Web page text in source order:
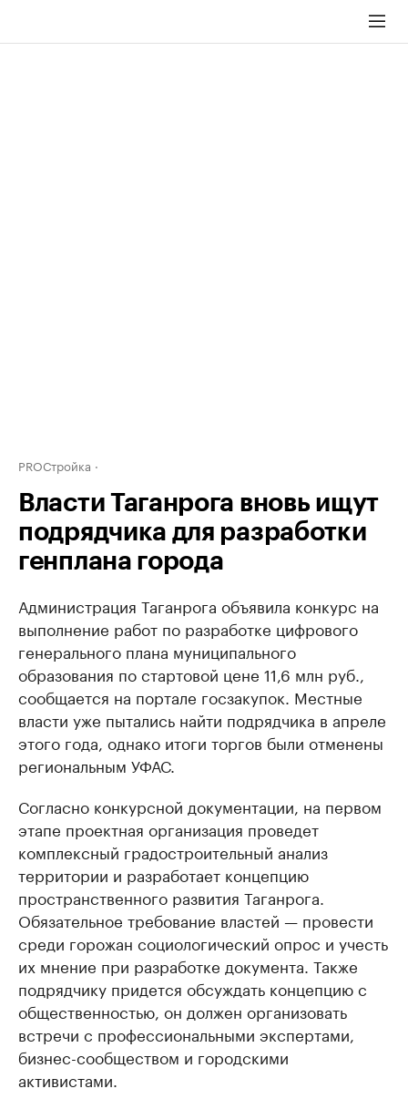
PROСтройка
Власти Таганрога вновь ищут
подрядчика для разработки
генплана города
Администрация Таганрога объявила конкурс на
выполнение работ по разработке цифрового
генерального плана муниципального
образования по стартовой цене 11,6 млн руб.,
сообщается на портале госзакупок. Местные
власти уже пытались найти подрядчика в апреле
этого года, однако итоги торгов были отменены
региональным УФАС.
Согласно конкурсной документации, на первом
этапе проектная организация проведет
комплексный градостроительный анализ
территории и разработает концепцию
пространственного развития Таганрога.
Обязательное требование властей — провести
среди горожан социологический опрос и учесть
их мнение при разработке документа. Также
подрядчику придется обсуждать концепцию с
общественностью, он должен организовать
встречи с профессиональными экспертами,
бизнес-сообществом и городскими
активистами.